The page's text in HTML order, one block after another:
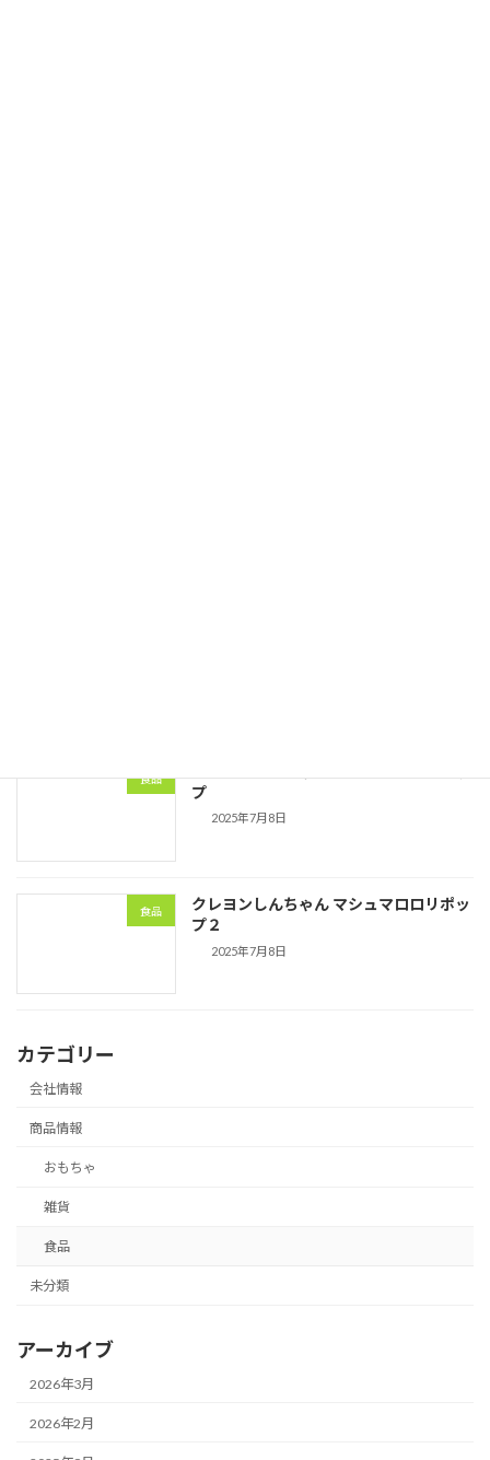
食品
プ
2025年7月8日
食品
クレヨンしんちゃん マシュマロロリポッ
プ２
2025年7月8日
カテゴリー
会社情報
商品情報
おもちゃ
雑貨
食品
未分類
アーカイブ
2026年3月
2026年2月